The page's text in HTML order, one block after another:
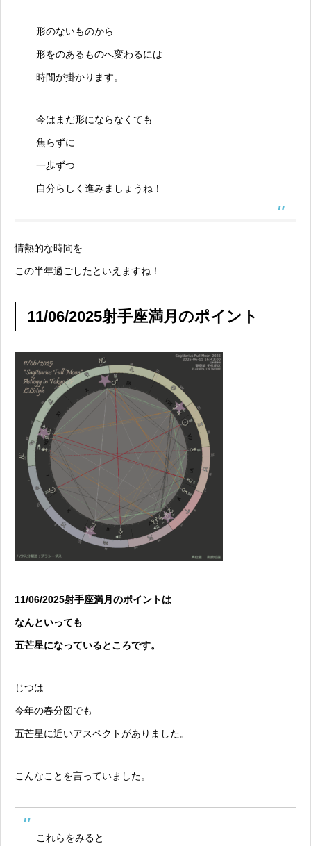
形のないものから
形をのあるものへ変わるには
時間が掛かります。
今はまだ形にならなくても
焦らずに
一歩ずつ
自分らしく進みましょうね！
情熱的な時間を
この半年過ごしたといえますね！
11/06/2025射手座満月のポイント
11/06/2025射手座満月のポイントは
なんといっても
五芒星になっているところです。
じつは
今年の春分図でも
五芒星に近いアスペクトがありました。
こんなことを言っていました。
これらをみると